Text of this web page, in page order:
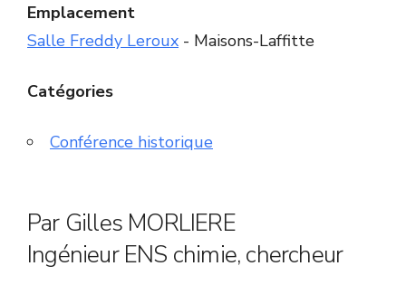
Emplacement
Salle Freddy Leroux - Maisons-Laffitte
Catégories
Conférence historique
Par Gilles MORLIERE
Ingénieur ENS chimie, chercheur